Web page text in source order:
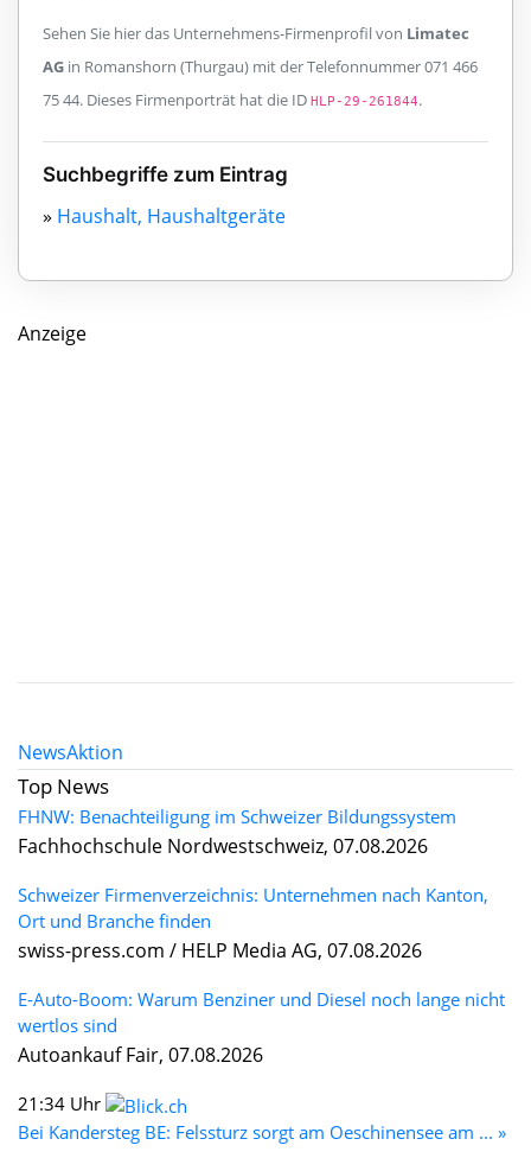
Sehen Sie hier das Unternehmens-Firmenprofil von Limatec
AG in Romanshorn (Thurgau) mit der Telefonnummer 071 466
75 44. Dieses Firmenporträt hat die ID HLP-29-261844.
Suchbegriffe zum Eintrag
» Haushalt, Haushaltgeräte
Anzeige
NewsAktion
Top News
FHNW: Benachteiligung im Schweizer Bildungssystem
Fachhochschule Nordwestschweiz, 07.08.2026
Schweizer Firmenverzeichnis: Unternehmen nach Kanton,
Ort und Branche finden
swiss-press.com / HELP Media AG, 07.08.2026
E-Auto-Boom: Warum Benziner und Diesel noch lange nicht
wertlos sind
Autoankauf Fair, 07.08.2026
21:34 Uhr
Bei Kandersteg BE: Felssturz sorgt am Oeschinensee am ... »